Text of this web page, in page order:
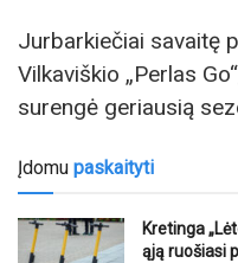
Jurbarkiečiai savaitę
Vilkaviškio „Perlas
surengė geriausią
Įdomu paskaityti
Kretinga
ąją ruošiasi